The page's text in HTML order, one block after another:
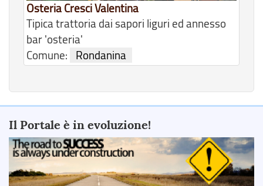
Osteria Cresci Valentina
Tipica trattoria dai sapori liguri ed annesso
bar 'osteria'
Comune:
Rondanina
Il Portale è in evoluzione!